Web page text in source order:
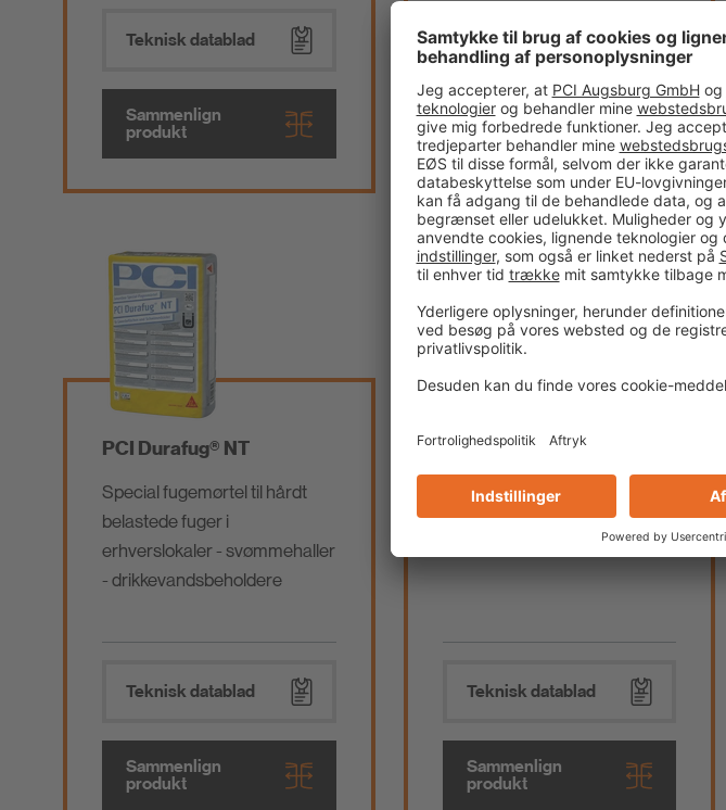
Teknisk datablad
Sammenlign
produkt
Teknisk datablad
Sammenlign
produkt
PCI Durafug® NT
Special fugemørtel til hårdt
belastede fuger i
erhverslokaler - svømmehaller
- drikkevandsbeholdere
Teknisk datablad
Sammenlign
produkt
PCI Durapox® Finish
Rensemiddel til epoxy-
fugemørtel
Teknisk datablad
Sammenlign
produkt